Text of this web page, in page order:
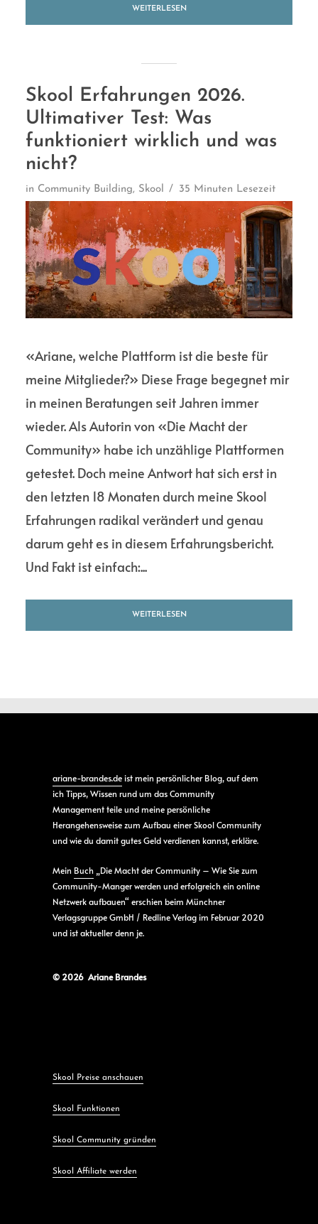
WEITERLESEN
Skool Erfahrungen 2026.
Ultimativer Test: Was
funktioniert wirklich und was
nicht?
in Community Building, Skool 35 Minuten Lesezeit
«Ariane, welche Plattform ist die beste für
meine Mitglieder?» Diese Frage begegnet mir
in meinen Beratungen seit Jahren immer
wieder. Als Autorin von «Die Macht der
Community» habe ich unzählige Plattformen
getestet. Doch meine Antwort hat sich erst in
den letzten 18 Monaten durch meine Skool
Erfahrungen radikal verändert und genau
darum geht es in diesem Erfahrungsbericht.
Und Fakt ist einfach:...
WEITERLESEN
ariane-brandes.de ist mein persönlicher Blog, auf dem
ich Tipps, Wissen rund um das Community
Management teile und meine persönliche
Herangehensweise zum Aufbau einer Skool Community
und wie du damit gutes Geld verdienen kannst, erkläre.
Mein Buch „Die Macht der Community – Wie Sie zum
Community-Manger werden und erfolgreich ein online
Netzwerk aufbauen“ erschien beim Münchner
Verlagsgruppe GmbH / Redline Verlag im Februar 2020
und ist aktueller denn je.
© 2026 Ariane Brandes
Skool Preise anschauen
Skool Funktionen
Skool Community gründen
Skool Affiliate werden